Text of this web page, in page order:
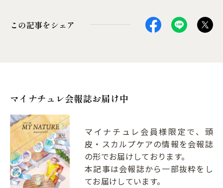
この記事をシェア
マイナチュレ会報誌お届け中
マイナチュレ会員様限定で、頭
皮・スカルプケアの情報を会報誌
の形でお届けしております。
本記事は会報誌から一部抜粋をし
てお届けしています。